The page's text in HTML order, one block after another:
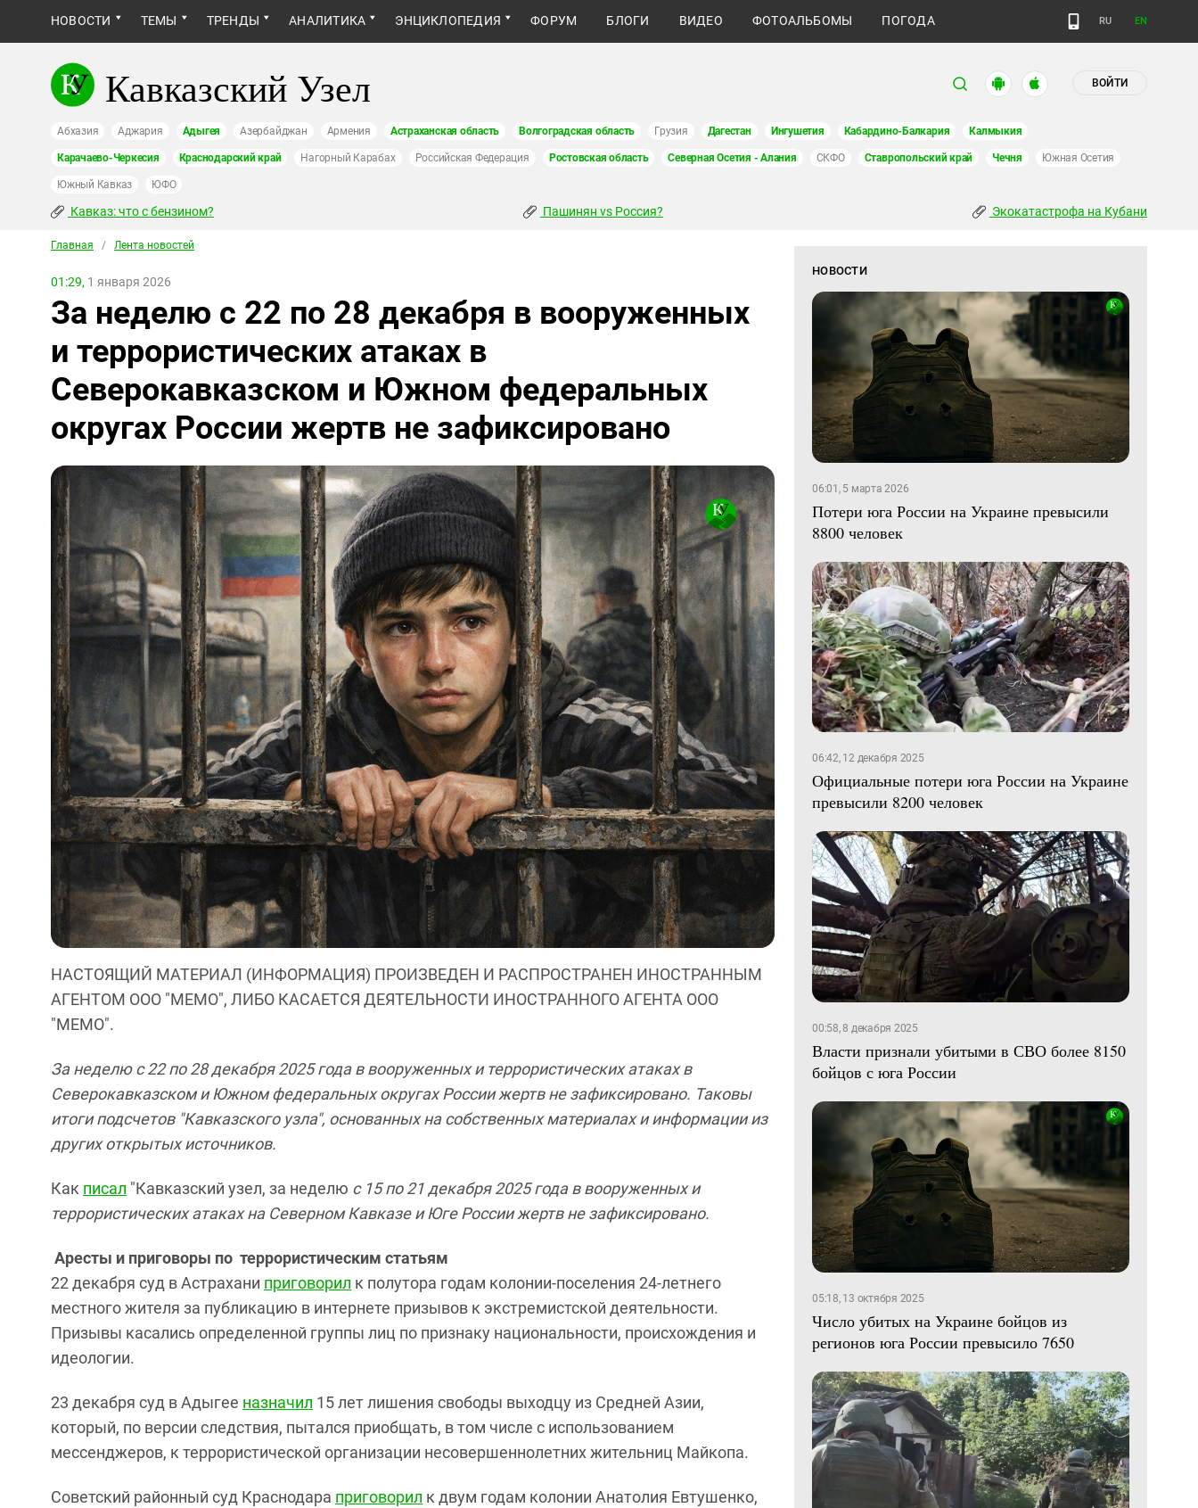
НОВОСТИ ТЕМЫ ТРЕНДЫ АНАЛИТИКА ЭНЦИКЛОПЕДИЯ ФОРУМ БЛОГИ ВИДЕО ФОТОАЛЬБОМЫ ПОГОДА RU EN
Кавказский Узел ВОЙТИ
Абхазия Аджария Адыгея Азербайджан Армения Астраханская область Волгоградская область Грузия Дагестан Ингушетия Кабардино-Балкария Калмыкия
Карачаево-Черкесия Краснодарский край Нагорный Карабах Российская Федерация Ростовская область Северная Осетия - Алания СКФО Ставропольский край Чечня Южная Осетия
Южный Кавказ ЮФО
Кавказ: что с бензином? Пашинян vs Россия? Экокатастрофа на Кубани
Главная / Лента новостей
01:29, 1 января 2026
За неделю с 22 по 28 декабря в вооруженных
и террористических атаках в
Северокавказском и Южном федеральных
округах России жертв не зафиксировано
НАСТОЯЩИЙ МАТЕРИАЛ (ИНФОРМАЦИЯ) ПРОИЗВЕДЕН И РАСПРОСТРАНЕН ИНОСТРАННЫМ
АГЕНТОМ ООО "МЕМО", ЛИБО КАСАЕТСЯ ДЕЯТЕЛЬНОСТИ ИНОСТРАННОГО АГЕНТА ООО
"МЕМО".
За неделю с 22 по 28 декабря 2025 года в вооруженных и террористических атаках в
Северокавказском и Южном федеральных округах России жертв не зафиксировано. Таковы
итоги подсчетов "Кавказского узла", основанных на собственных материалах и информации из
других открытых источников.
Как писал "Кавказский узел, за неделю с 15 по 21 декабря 2025 года в вооруженных и
террористических атаках на Северном Кавказе и Юге России жертв не зафиксировано.
Аресты и приговоры по террористическим статьям
22 декабря суд в Астрахани приговорил к полутора годам колонии-поселения 24-летнего
местного жителя за публикацию в интернете призывов к экстремистской деятельности.
Призывы касались определенной группы лиц по признаку национальности, происхождения и
идеологии.
23 декабря суд в Адыгее назначил 15 лет лишения свободы выходцу из Средней Азии,
который, по версии следствия, пытался приобщать, в том числе с использованием
мессенджеров, к террористической организации несовершеннолетних жительниц Майкопа.
Советский районный суд Краснодара приговорил к двум годам колонии Анатолия Евтушенко,
НОВОСТИ
06:01, 5 марта 2026
Потери юга России на Украине превысили
8800 человек
06:42, 12 декабря 2025
Официальные потери юга России на Украине
превысили 8200 человек
00:58, 8 декабря 2025
Власти признали убитыми в СВО более 8150
бойцов с юга России
05:18, 13 октября 2025
Число убитых на Украине бойцов из
регионов юга России превысило 7650